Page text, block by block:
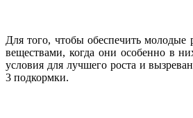
Для того, чтобы обеспечить молодые
веществами, когда они особенно в
условия для лучшего роста и
3 подкормки.